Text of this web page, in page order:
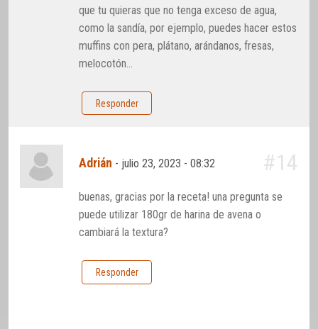
que tu quieras que no tenga exceso de agua,
como la sandía, por ejemplo, puedes hacer estos
muffins con pera, plátano, arándanos, fresas,
melocotón…
Responder
Adrián - julio 23, 2023 - 08:32 #14
buenas, gracias por la receta! una pregunta se
puede utilizar 180gr de harina de avena o
cambiará la textura?
Responder